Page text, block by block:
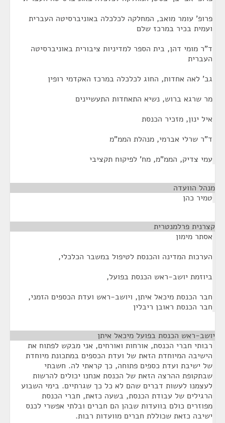
פרופ' עומר מואב, המחלקה לכלכלה באוניברסיטה העברית
ועמית בכיר במרכז שלם
ד"ר מומי דהן, בית הספר למדיניות ציבורית באוניברסיטה
העברית
גב' לאה אחדות, החוג לכלכלה במרכז האקדמי רופין
מר שרגא ברוש, נשיא התאחדות התעשיינים
איל ינון, מזכיר הכנסת
ד"ר שרלי אברמי, מנהלת הממ"מ
עמי צדיק, הממ"מ, מח' לפיקוח תקציבי
מנהל הוועדה
טמיר כהן
קצרנית פרלמנטרית
אסתר מימון
הערכות המדינה והכנסת לטיפול במשבר הכלכלי,
ביוזמת יושב-ראש הכנסת בפועל,
חבר הכנסת מיכאל איתן, ויושב-ראש ועדת הכספים הזמני,
חבר הכנסת ראובן ריבלין
יושב-ראש הכנסת בפועל מיכאל איתן
רבותי חברי הכנסת, אורחות ואורחים, אני מבקש לפתוח את
הישיבה המיוחדת הזאת של ועדת הכספים במתכונת מיוחדת
של ישיבת ועדת כספים פתוחה, כך קראתי לה. חשבתי
שבתקופת ההרצה הזאת של הכנסת אנחנו יכולים להרשות
לעצמנו לעשות דברים שהם לא כל כך שגרתיים. בימי השבוע
הרגילים של עבודת הכנסת, בשעה כזאת, חברי הכנסת
מפוזרים כולם בוועדות שבהן הם חברים ובלתי אפשרי לכנס
ישיבה כזאת שכוללת חברים מוועדות רבות.